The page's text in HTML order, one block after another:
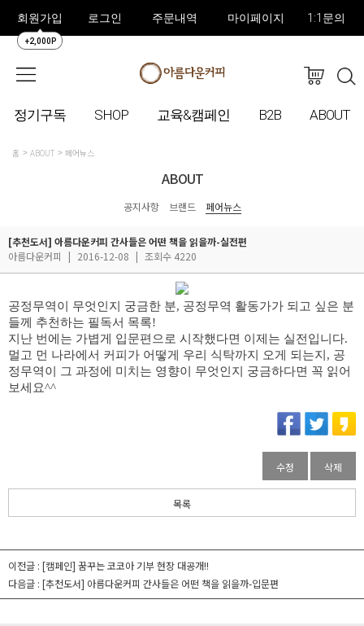
회원가입
+2,000P
로그인 주문내역 마이페이지 1:1문의
정기구독 SHOP 교육&캠페인 B2B ABOUT
홈 ABOUT 페어뉴스
ABOUT
공지사항 브랜드 페어뉴스
[추천도서] 아름다운커피 간사들은 어떤 책을 읽을까-실전편
아름다운커피
| 2016-12-08 | 조회수 4220
공정무역이 무엇인지 궁금한 분, 공정무역 활동가가 되고 싶은 분
들께 추천하는 필독서 목록!
지난 번에는 가볍게 입문편으로 시작했다면 이제는 실전입니다.
멀고 먼 나라에서 커피가 어떻게 우리 식탁까지 오게 되는지, 공
정무역이 그 과정에 미치는 영향이 무엇인지 궁금하다면 꼭 읽어
보세요^^
수정 삭제
목록
이전글 : [캠페인] 꿈꾸는 코코아 기부 현장 대공개!!
다음글 : [추천도서] 아름다운커피 간사들은 어떤 책을 읽을까-입문편